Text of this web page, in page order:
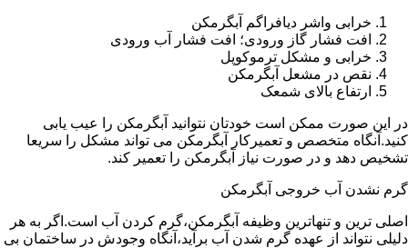
خرابی واشر دیافراگم آبگرمکن
افت فشار گاز ورودی؛ افت فشار آب ورودی
خرابی و مشکل ترموکوپل
نقص در مشعل آبگرمکن
ارتفاع بالای شمعک
در این صورت ممکن است خودتان نتوانید آبگرمکن را عیب یابی
کنید.آنگاه متخصص و تعمیرکار آبگرمکن می تواند مشکل را سریعا
تشخیص دهد و در صورت نیاز آبگرمکن را تعمیر کند.
گرم نشدن آب خروجی آبگرمکن
اصلی ترین و تنهاترین وظیفه آبگرمکن،گرم کردن آب است.اگر به هر
دلیلی نتواند از عهده گرم شدن آب برآید،آنگاه وجودش در ساختمان بی